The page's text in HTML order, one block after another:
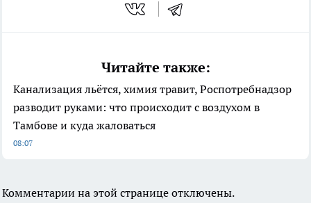
Читайте также:
Канализация льётся, химия травит, Роспотребнадзор
разводит руками: что происходит с воздухом в
Тамбове и куда жаловаться
08:07
Комментарии на этой странице отключены.